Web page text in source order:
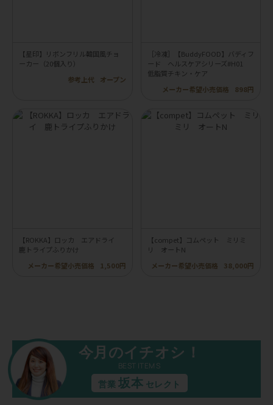
【星印】リボンフリル韓国風チョ
ーカー（20個入り）
参考上代
オープン
［冷凍］【BuddyFOOD】バディフ
ード ヘルスケアシリーズ#H01
低脂質チキン・ケア
メーカー希望小売価格
898円
【ROKKA】ロッカ エアドライ
鹿トライプふりかけ
メーカー希望小売価格
1,500円
【compet】コムペット ミリミ
リ オートN
メーカー希望小売価格
38,000円
今月のイチオシ！
BEST ITEMS
営業 坂本 セレクト